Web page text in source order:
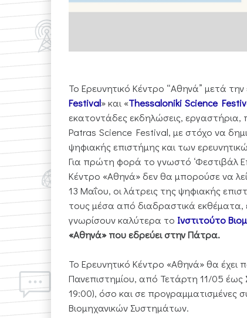
Το Ερευνητικό Κέντρο “Αθηνά” μετά
Festival» και «Thessaloniki Science
εκατοντάδες εκδηλώσεις, εργαστήρια,
Patras Science Festival, με στόχο να
ψηφιακής επιστήμης και των
Για πρώτη φορά το γνωστό ‘Φεστιβάλ
Κέντρο «Αθηνά» δεν θα μπορούσε να
13 Μαΐου, οι λάτρεις της ψηφιακής
τους μέσα από διαδραστικά εκθέματα,
γνωρίσουν καλύτερα το Ινστιτούτο
«Αθηνά» που εδρεύει στην Πάτρα.
Το Ερευνητικό Κέντρο «Αθηνά» θα
Πανεπιστημίου, από Τετάρτη 11/05
19:00), όσο και σε προγραμματισμένες
Βιομηχανικών Συστημάτων.